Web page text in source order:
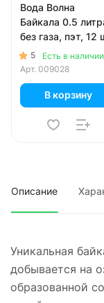
Вода Волна
Байкала 0.5
без газа, пэт, 12
в уп.
5
Есть в наличии
Арт. 009028
В корзину
Описание
Уникальная
добывается на
образованной